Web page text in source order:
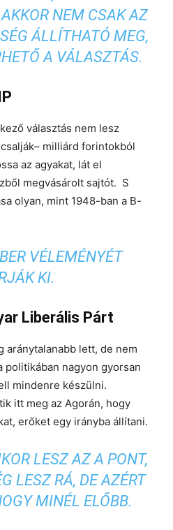
NEM CSAK AZ
ÁLLÍTHATÓ MEG,
A VÁLASZTÁS.
választás nem lesz
milliárd forintokból
az agyakat, lát el
megvásárolt sajtót. S
olyan, mint 1948-ban a B-
VÉLEMÉNYÉT
KI.
Liberális Párt
aránytalanabb lett, de nem
nagyon gyorsan
mindenre készülni.
itt meg az Agorán, hogy
erőket egy irányba állítani.
LESZ AZ A PONT,
LESZ RÁ, DE AZÉRT
MINÉL ELŐBB.